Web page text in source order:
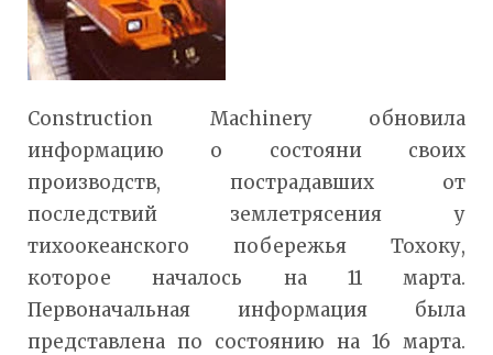
Construction Machinery обновила
информацию о состояни своих
производств, пострадавших от
последствий землетрясения у
тихоокеанского побережья Тохоку,
которое началось на 11 марта.
Первоначальная информация была
представлена по состоянию на 16 марта.